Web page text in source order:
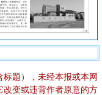
题），未经本报或本网
改变或违背作者原意的方